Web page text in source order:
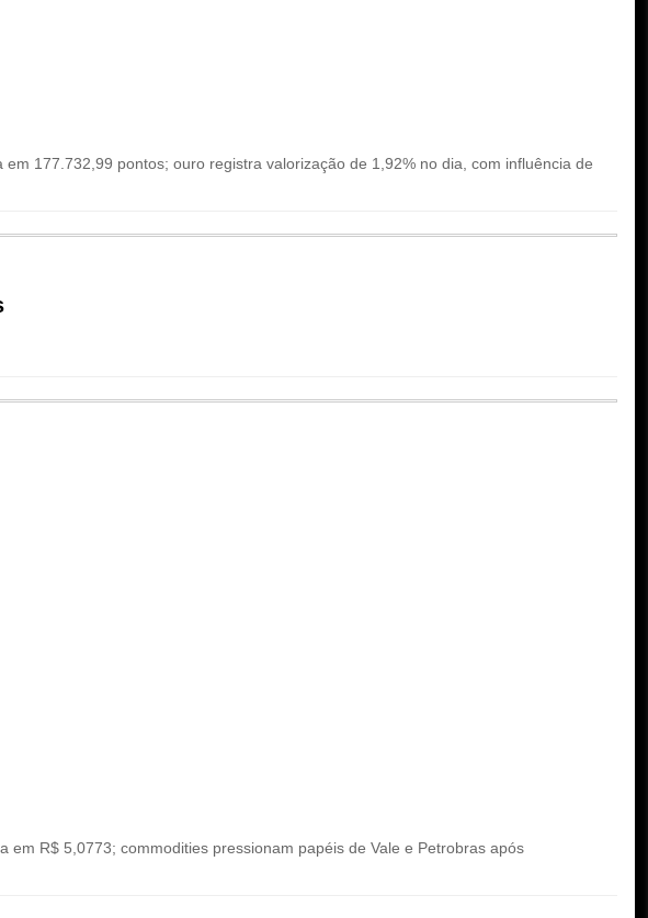
177.732,99 pontos; ouro registra valorização de 1,92% no dia, com influência de
R$ 5,0773; commodities pressionam papéis de Vale e Petrobras após